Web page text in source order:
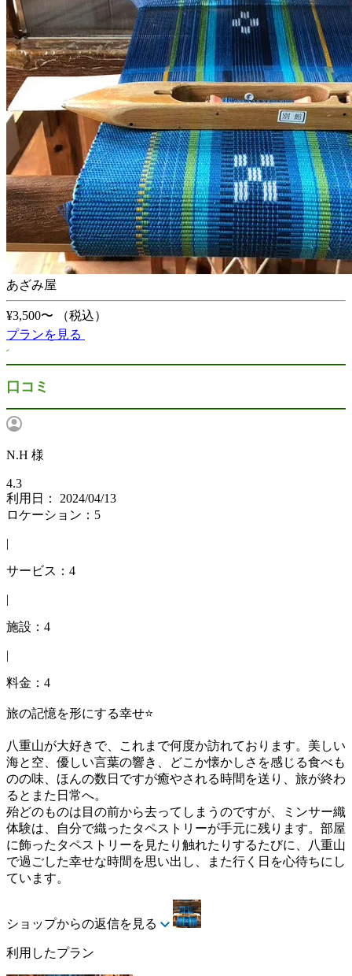
あざみ屋
¥3,500〜
（税込）
プランを見る
口コミ
N.H 様
4.3
利用日： 2024/04/13
ロケーション：5
|
サービス：4
|
施設：4
|
料金：4
旅の記憶を形にする幸せ⭐
八重山が大好きで、これまで何度か訪れております。美しい
海と空、優しい言葉の響き、どこか懐かしさを感じる食べも
のの味、ほんの数日ですが癒やされる時間を送り、旅が終わ
るとまた日常へ。
殆どのものは目の前から去ってしまうのですが、ミンサー織
体験は、自分で織ったタペストリーが手元に残ります。部屋
に飾ったタペストリーを見たり触れたりするたびに、八重山
で過ごした幸せな時間を思い出し、また行く日を心待ちにし
ています。
ショップからの返信を見る
利用したプラン